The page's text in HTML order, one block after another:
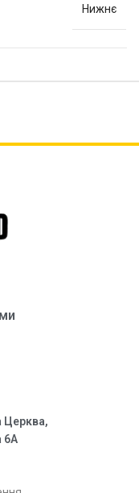
Нижнє
Церква,
6А